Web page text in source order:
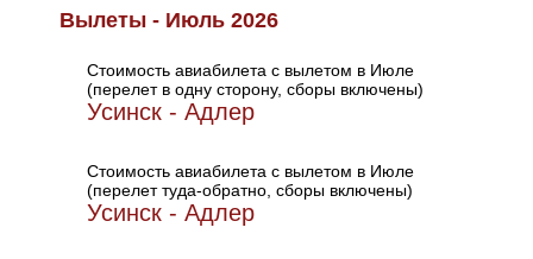
Вылеты - Июль 2026
Стоимость авиабилета с вылетом в Июле
(перелет в одну сторону, сборы включены)
Усинск - Адлер
Стоимость авиабилета с вылетом в Июле
(перелет туда-обратно, сборы включены)
Усинск - Адлер